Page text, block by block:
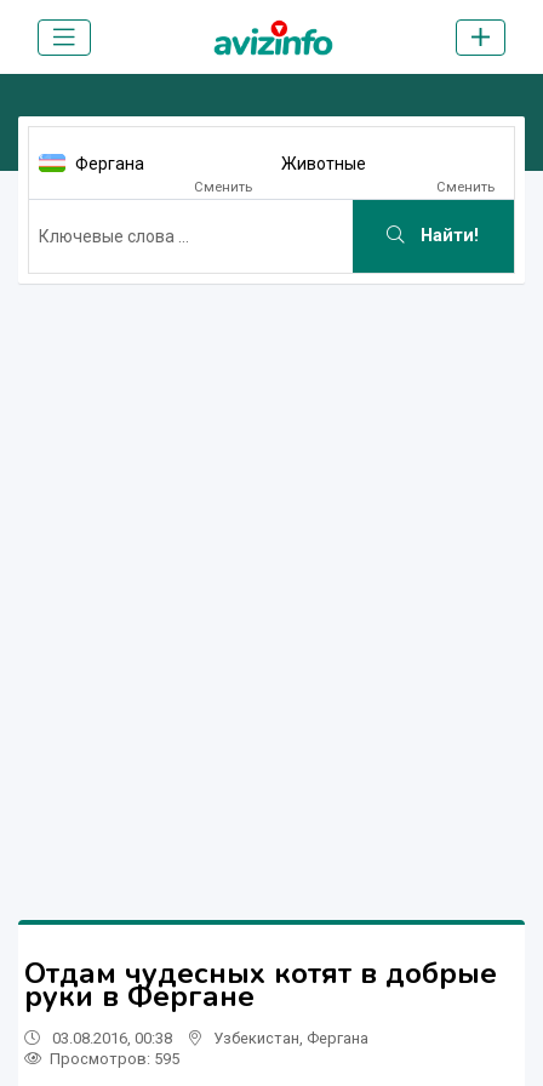
Фергана
Сменить
Животные
Сменить
Найти!
Отдам чудесных котят в добрые
руки в Фергане
03.08.2016, 00:38 Узбекистан Фергана
Просмотров: 595